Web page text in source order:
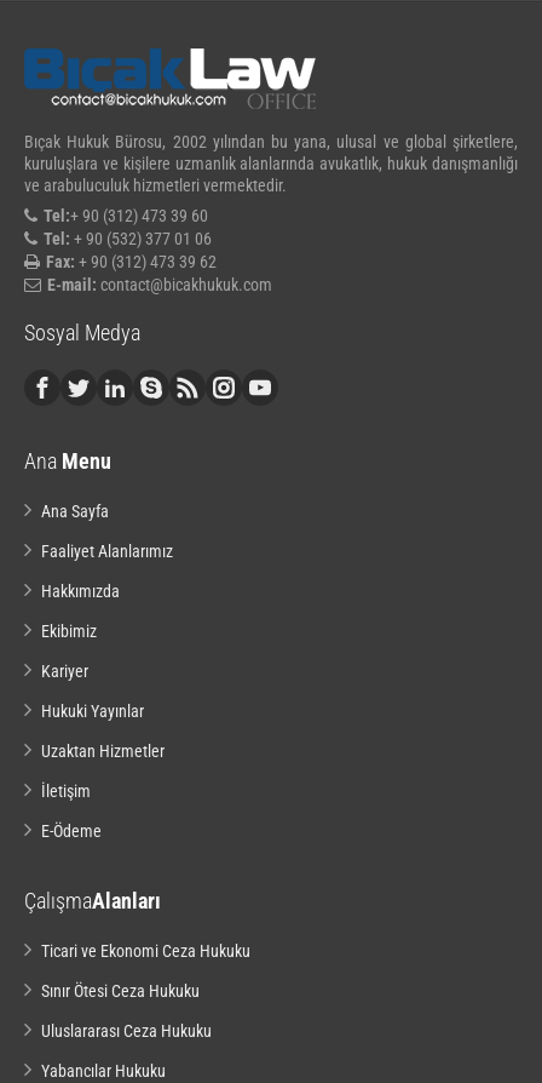
Bıçak Hukuk Bürosu, 2002 yılından bu yana, ulusal ve global şirketlere,
kuruluşlara ve kişilere uzmanlık alanlarında avukatlık, hukuk danışmanlığı
ve arabuluculuk hizmetleri vermektedir.
Tel:+ 90 (312) 473 39 60
Tel: + 90 (532) 377 01 06
Fax: + 90 (312) 473 39 62
E-mail: contact@bicakhukuk.com
Sosyal Medya
Ana Menu
Ana Sayfa
Faaliyet Alanlarımız
Hakkımızda
Ekibimiz
Kariyer
Hukuki Yayınlar
Uzaktan Hizmetler
İletişim
E-Ödeme
ÇalışmaAlanları
Ticari ve Ekonomi Ceza Hukuku
Sınır Ötesi Ceza Hukuku
Uluslararası Ceza Hukuku
Yabancılar Hukuku